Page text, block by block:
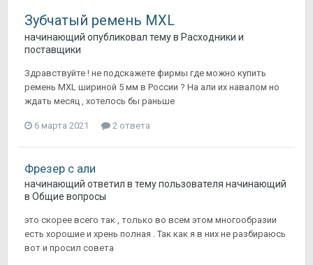
Зубчатый ремень MXL
начинающий опубликовал тему в Расходники и
поставщики
Здравствуйте ! не подскажете фирмы где можно купить
ремень MXL шириной 5 мм в России ? На али их навалом но
ждать месяц , хотелось бы раньше
6 марта 2021 2 ответа
Фрезер с али
начинающий ответил в тему пользователя начинающий
в Общие вопросы
это скорее всего так , только во всем этом многообразии
есть хорошие и хрень полная . Так как я в них не разбираюсь
вот и просил совета